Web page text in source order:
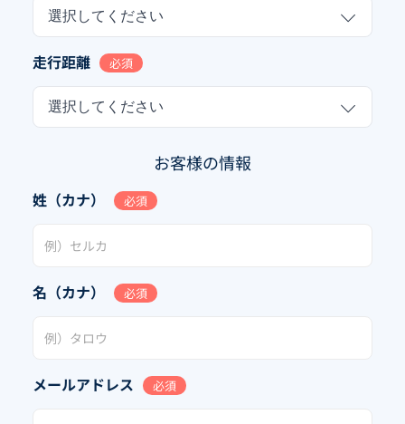
選択してください
走行距離 必須
選択してください
お客様の情報
姓（カナ） 必須
名（カナ） 必須
メールアドレス 必須